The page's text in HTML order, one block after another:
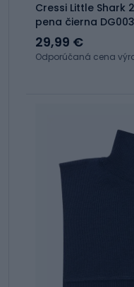
Cressi Little Shark
pena čierna
29,99 €
Odporúčaná cena